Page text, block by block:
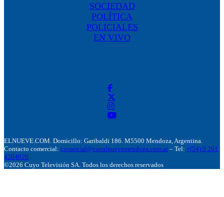
SOCIEDAD
POLÍTICA
POLICIALES
EN VIVO
ELNUEVE.COM. Domicillo: Garibaldi 186. M5500 Mendoza, Argentina.
Contacto comercial: comercial@canalnuevemendoza.com.ar – Tel: +(54) 9 261
4204020
©2026 Cuyo Televisión SA. Todos los derechos reservados